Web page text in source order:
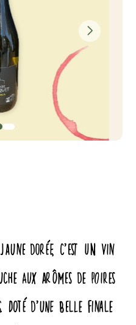
DORÉE, C’EST UN VIN
AUX ARÔMES DE POIRES
D’UNE BELLE FINALE
1